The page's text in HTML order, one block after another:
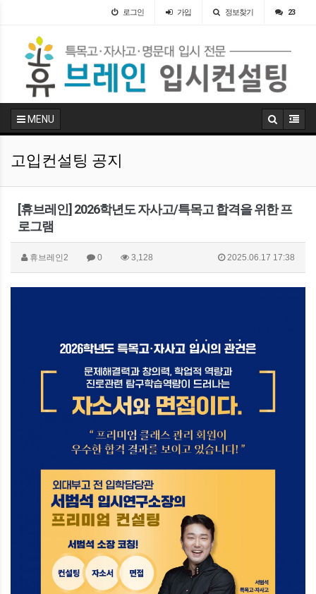
로그인 가입 정보찾기 23
MENU
고입컨설팅 공지
[휴브레인] 2026학년도 자사고/특목고 합격을 위한 프
로그램
휴브레인2 0 3,128 2025.06.17 17:38